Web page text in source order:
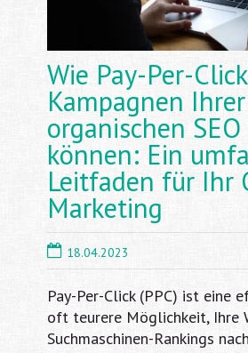
Wie Pay-Per-
Kampagnen Ihrer
organischen
können: Ein
Leitfaden für Ihr
Marketing
18.04.2023
Pay-Per-Click (PPC) ist eine
oft teurere Möglichkeit, Ihre
Suchmaschinen-Rankings